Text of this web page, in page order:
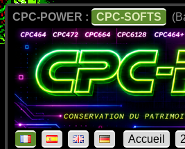
CPC-POWER : CPC-SOFTS
Accueil